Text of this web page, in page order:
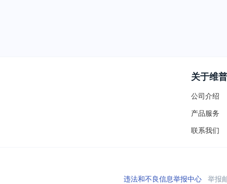
关于维普
公司介绍
产品服务
联系我们
违法和不良信息举报中心举报